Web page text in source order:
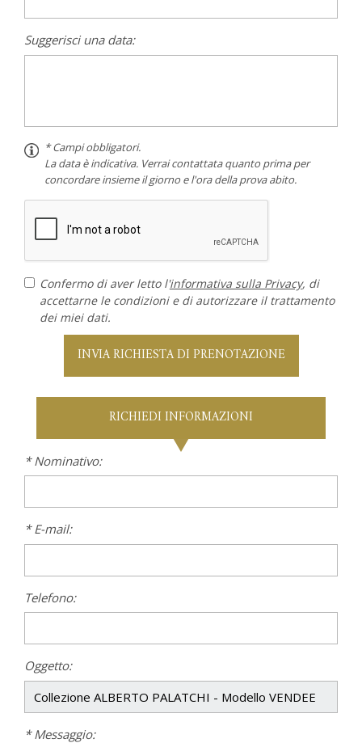
Suggerisci una data:
* Campi obbligatori.
La data è indicativa. Verrai contattata quanto prima per
concordare insieme il giorno e l'ora della prova abito.
Confermo di aver letto l'informativa sulla Privacy, di
accettarne le condizioni e di autorizzare il trattamento
dei miei dati.
INVIA RICHIESTA DI PRENOTAZIONE
RICHIEDI INFORMAZIONI
* Nominativo:
* E-mail:
Telefono:
Oggetto:
* Messaggio: